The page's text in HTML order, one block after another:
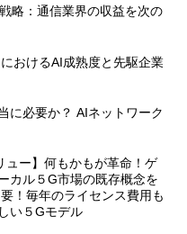
略：通信業界の収益を次の
おけるAI成熟度と先駆企業
に必要か？ AIネットワーク
ュー】何もかもが革命！ゲ
カル５G市場の既存概念を
！毎年のライセンス費用も
い５Gモデル